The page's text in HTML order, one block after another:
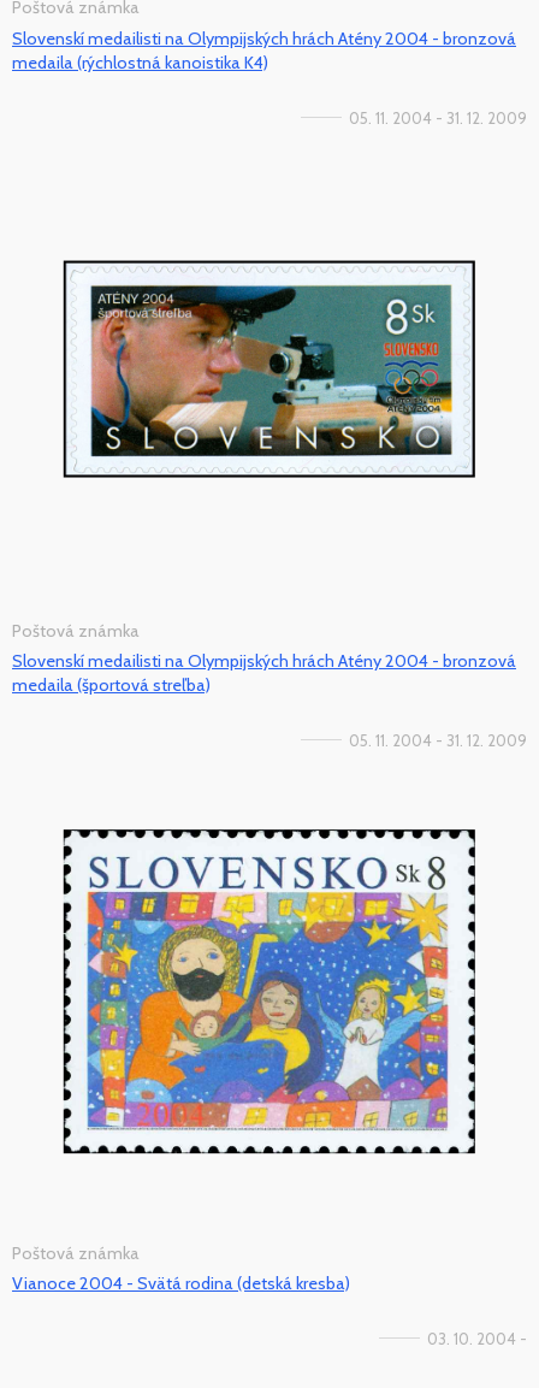
Poštová známka
Slovenskí medailisti na Olympijských hrách Atény 2004 - bronzová
medaila (rýchlostná kanoistika K4)
05. 11. 2004 - 31. 12. 2009
Poštová známka
Slovenskí medailisti na Olympijských hrách Atény 2004 - bronzová
medaila (športová streľba)
05. 11. 2004 - 31. 12. 2009
Poštová známka
Vianoce 2004 - Svätá rodina (detská kresba)
03. 10. 2004 -